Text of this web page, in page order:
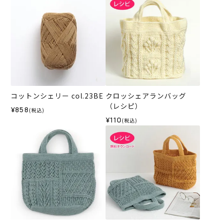
コットンシェリー col.23BE
¥858 (税込)
クロッシェアランバッグ
（レシピ）
¥110 (税込)